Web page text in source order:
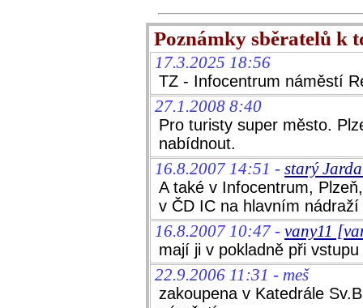
Poznámky sběratelů k
17.3.2025 18:56
TZ - Infocentrum náměstí
27.1.2008 8:40
Pro turisty super město.
nabídnout.
16.8.2007 14:51 - starý
A také v Infocentrum,
v ČD IC na hlavním nádraží
16.8.2007 10:47 - vany11
mají ji v pokladně při
22.9.2006 11:31 - meš
zakoupena v Katedrále